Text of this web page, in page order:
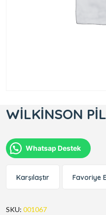
WİLKİNSON
Whatsap Destek
Karşılaştır Favoriye
SKU: 001067